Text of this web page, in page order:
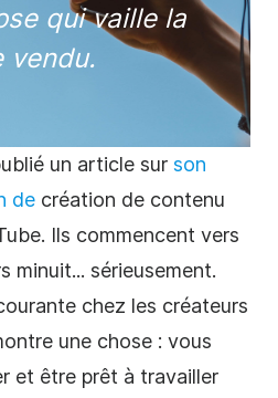
qui vaille la
vendu.
un article sur son
de création de contenu
Ils commencent vers
minuit... sérieusement.
chez les créateurs
une chose : vous
et être prêt à travailler